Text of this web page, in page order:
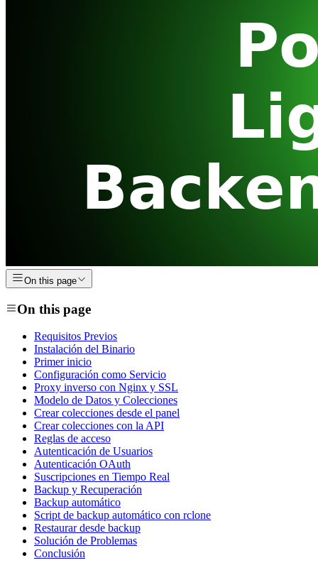
On this page
On this page
Requisitos Previos
Instalación del Binario
Primer inicio
Configuración como Servicio
Proxy inverso con Nginx y SSL
Modelo de Datos y Colecciones
Crear colecciones desde el panel
Crear colecciones con la API
Reglas de acceso
Autenticación de Usuarios
Autenticación OAuth
Suscripciones en Tiempo Real
Backup y Recuperación
Backup automático
Script de backup automático con rclone
Restaurar desde backup
Solución de Problemas
Conclusión